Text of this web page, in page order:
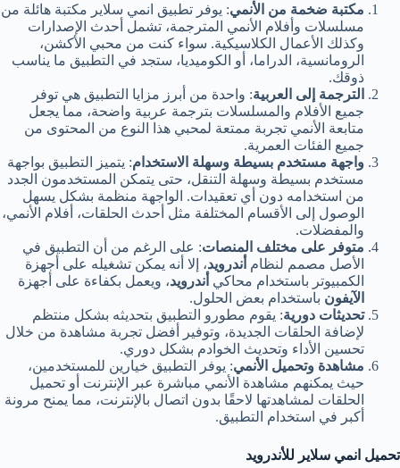
مكتبة ضخمة من الأنمي: يوفر تطبيق انمي سلاير مكتبة هائلة من
مسلسلات وأفلام الأنمي المترجمة، تشمل أحدث الإصدارات
وكذلك الأعمال الكلاسيكية. سواء كنت من محبي الأكشن،
الرومانسية، الدراما، أو الكوميديا، ستجد في التطبيق ما يناسب
ذوقك.
الترجمة إلى العربية: واحدة من أبرز مزايا التطبيق هي توفر
جميع الأفلام والمسلسلات بترجمة عربية واضحة، مما يجعل
متابعة الأنمي تجربة ممتعة لمحبي هذا النوع من المحتوى من
جميع الفئات العمرية.
واجهة مستخدم بسيطة وسهلة الاستخدام: يتميز التطبيق بواجهة
مستخدم بسيطة وسهلة التنقل، حتى يتمكن المستخدمون الجدد
من استخدامه دون أي تعقيدات. الواجهة منظمة بشكل يسهل
الوصول إلى الأقسام المختلفة مثل أحدث الحلقات، أفلام الأنمي،
والمفضلات.
متوفر على مختلف المنصات: على الرغم من أن التطبيق في
الأصل مصمم لنظام أندرويد، إلا أنه يمكن تشغيله على أجهزة
الكمبيوتر باستخدام محاكي أندرويد، ويعمل بكفاءة على أجهزة
الآيفون باستخدام بعض الحلول.
تحديثات دورية: يقوم مطورو التطبيق بتحديثه بشكل منتظم
لإضافة الحلقات الجديدة، وتوفير أفضل تجربة مشاهدة من خلال
تحسين الأداء وتحديث الخوادم بشكل دوري.
مشاهدة وتحميل الأنمي: يوفر التطبيق خيارين للمستخدمين،
حيث يمكنهم مشاهدة الأنمي مباشرة عبر الإنترنت أو تحميل
الحلقات لمشاهدتها لاحقًا بدون اتصال بالإنترنت، مما يمنح مرونة
أكبر في استخدام التطبيق.
تحميل انمي سلاير للأندرويد